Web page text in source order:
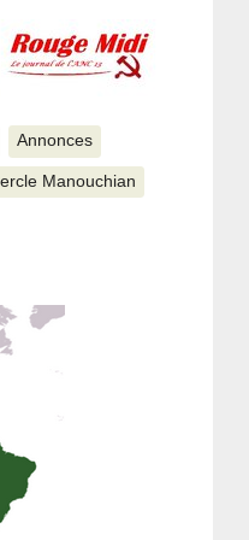
Annonces
Manouchian